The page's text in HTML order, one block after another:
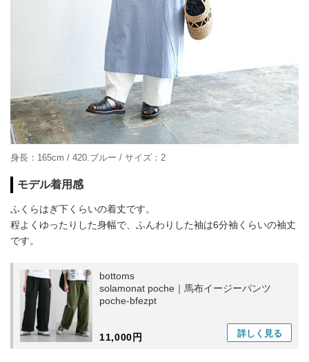
身長：165cm / 420.ブルー / サイズ：2
モデル着用感
ふくらはぎ下くらいの着丈です。
程よくゆったりした身幅で、ふんわりした袖は6分袖くらいの袖丈
です。
bottoms
solamonat poche｜馬布イージーパンツ
poche-bfezpt
11,000円 詳しく 見る